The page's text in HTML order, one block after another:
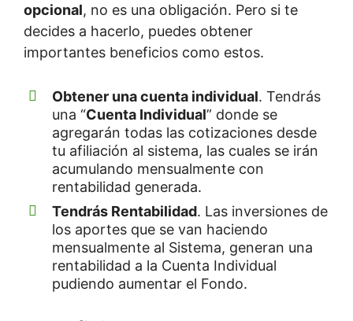
opcional, no es una obligación. Pero si te
decides a hacerlo, puedes obtener
importantes beneficios como estos.
Obtener una cuenta individual. Tendrás
una “Cuenta Individual” donde se
agregarán todas las cotizaciones desde
tu afiliación al sistema, las cuales se irán
acumulando mensualmente con
rentabilidad generada.
Tendrás Rentabilidad. Las inversiones de
los aportes que se van haciendo
mensualmente al Sistema, generan una
rentabilidad a la Cuenta Individual
pudiendo aumentar el Fondo.